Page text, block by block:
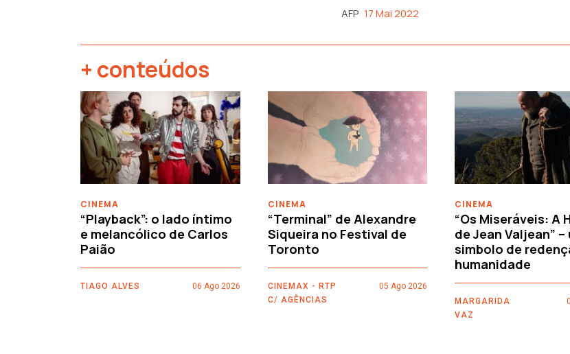
AFP 17 Mai 2022
+ conteúdos
CINEMA
“Playback”: o lado íntimo
e melancólico de Carlos
Paião
TIAGO ALVES 06 Ago 2026
CINEMA
“Terminal” de Alexandre
Siqueira no Festival de
Toronto
CINEMAX - RTP
C/ AGÊNCIAS
05 Ago 2026
CINEMA
“Os Miseráveis: A
de Jean Valjean” –
simbolo de
humanidade
MARGARIDA
VAZ
‹